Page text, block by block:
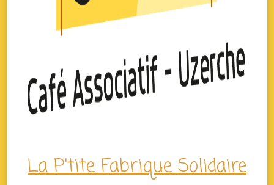
La P'tite Fabrique Solidaire